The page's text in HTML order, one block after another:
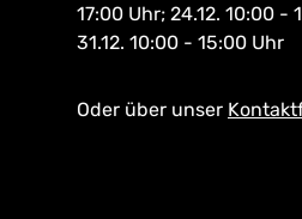
17:00 Uhr; 24.12. 10:00 -
31.12. 10:00 - 15:00 Uhr
Oder über unser